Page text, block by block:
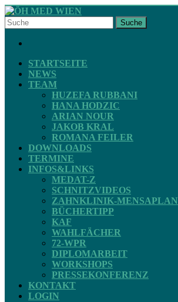
Skip
to
content
ÖH
MED
WIEN
ZAHNMEDIZIN
Suche
STARTSEITE
NEWS
TEAM
HUZEFA RUBBANI
HANA HODZIC
ARIAN NOUR
JAKOB KRAL
ROMANA FEILER
DOWNLOADS
TERMINE
INFOS&LINKS
MEDAT-Z
SCHNITZVIDEOS
ZAHNKLINIK-MENSAPLAN
BÜCHERTIPP
KAF
WAHLFÄCHER
72-WPR
DIPLOMARBEIT
WORKSHOPS
PRESSEKONFERENZ
KONTAKT
LOGIN